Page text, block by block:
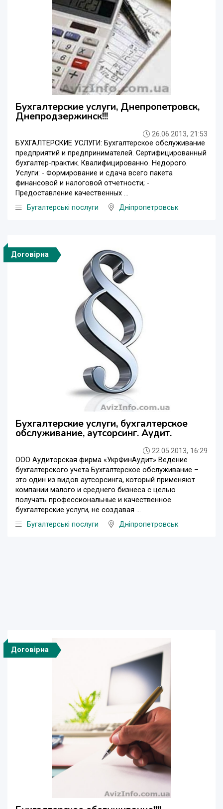
Бухгалтерские услуги, Днепропетровск,
Днепродзержинск!!!
26.06.2013, 21:53
БУХГАЛТЕРСКИЕ УСЛУГИ: Бухгалтерское обслуживание
предприятий и предпринимателей. Сертифицированный
бухгалтер-практик. Квалифицированно. Недорого.
Услуги: - Формирование и сдача всего пакета
финансовой и налоговой отчетности; -
Предоставление качественных ...
Бугалтерські послуги
Дніпропетровськ
Договірна
Бухгалтерские услуги, бухгалтерское
обслуживание, аутсорсинг. Аудит.
22.05.2013, 16:29
ООО Аудиторская фирма «УкрФинАудит» Ведение
бухгалтерского учета Бухгалтерское обслуживание –
это один из видов аутсорсинга, который применяют
компании малого и среднего бизнеса с целью
получать профессиональные и качественное
бухгалтерские услуги, не создавая ...
Бугалтерські послуги
Дніпропетровськ
Договірна